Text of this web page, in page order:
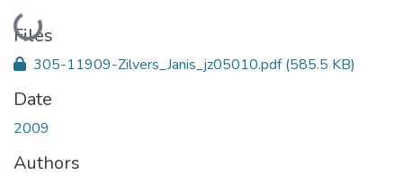
Loading...
Files
305-11909-Zilvers_Janis_jz05010.pdf(585.5 KB)
Date
2009
Authors